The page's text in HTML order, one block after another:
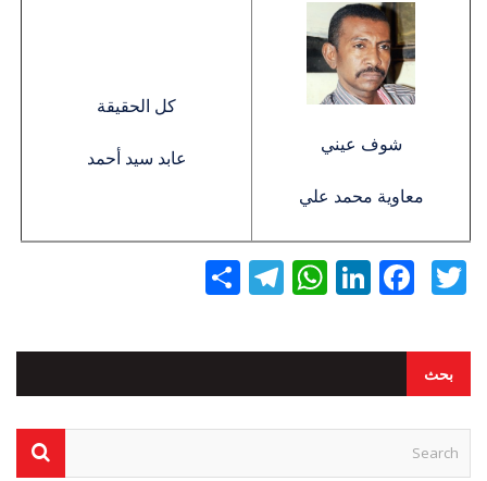
شوف عيني
معاوية محمد علي
كل الحقيقة
عابد سيد أحمد
Twitter
Facebook
LinkedIn
WhatsApp
Telegram
بحث